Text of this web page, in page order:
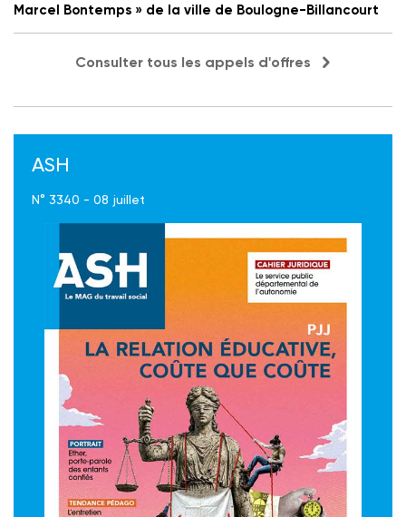
Marcel Bontemps » de la ville de Boulogne-Billancourt
Consulter tous les appels d'offres
ASH
N° 3340 - 08 juillet